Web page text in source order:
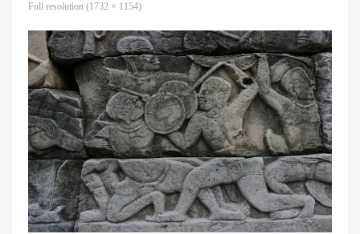
Full resolution (1732 × 1154)